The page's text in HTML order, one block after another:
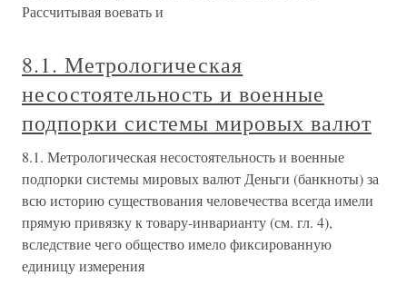
Рассчитывая воевать и
8.1. Метрологическая
несостоятельность и военные
подпорки системы мировых валют
8.1. Метрологическая несостоятельность и военные
подпорки системы мировых валют Деньги (банкноты) за
всю историю существования человечества всегда имели
прямую привязку к товару-инварианту (см. гл. 4),
вследствие чего общество имело фиксированную
единицу измерения